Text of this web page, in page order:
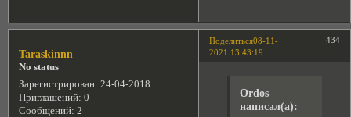
Поделиться 434
08-11-
2021 13:43:19
Taraskinnn
No status
Зарегистрирован: 24-04-2018
Приглашений: 0
Сообщений: 2
Ordos
написал(а):